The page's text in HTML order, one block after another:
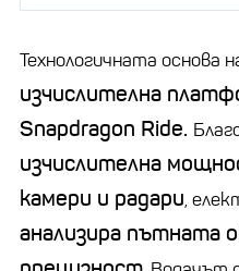
Технологичната основа
изчислителна
Snapdragon Ride.
изчислителна
камери и радари,
анализира пътната